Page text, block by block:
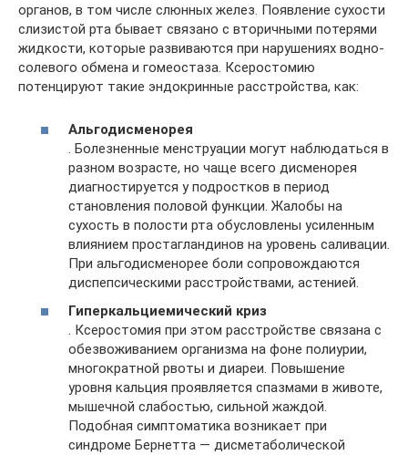
органов, в том числе слюнных желез. Появление сухости
слизистой рта бывает связано с вторичными потерями
жидкости, которые развиваются при нарушениях водно-
солевого обмена и гомеостаза. Ксеростомию
потенцируют такие эндокринные расстройства, как:
Альгодисменорея
. Болезненные менструации могут наблюдаться в
разном возрасте, но чаще всего дисменорея
диагностируется у подростков в период
становления половой функции. Жалобы на
сухость в полости рта обусловлены усиленным
влиянием простагландинов на уровень саливации.
При альгодисменорее боли сопровождаются
диспепсическими расстройствами, астенией.
Гиперкальциемический криз
. Ксеростомия при этом расстройстве связана с
обезвоживанием организма на фоне полиурии,
многократной рвоты и диареи. Повышение
уровня кальция проявляется спазмами в животе,
мышечной слабостью, сильной жаждой.
Подобная симптоматика возникает при
синдроме Бернетта — дисметаболической